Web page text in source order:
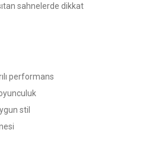
sahnelerde dikkat
performans
stil